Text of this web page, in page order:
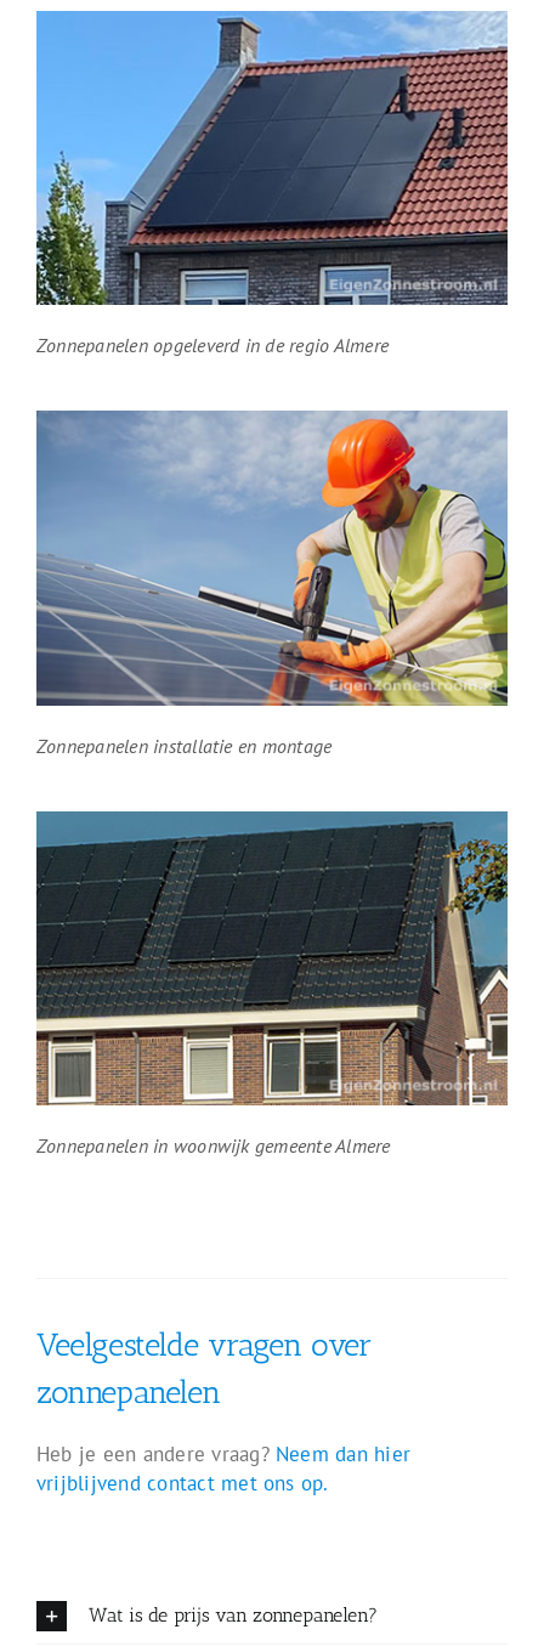
Zonnepanelen opgeleverd in de regio Almere
Zonnepanelen installatie en montage
Zonnepanelen in woonwijk gemeente Almere
Veelgestelde vragen over
zonnepanelen
Heb je een andere vraag? Neem dan hier
vrijblijvend contact met ons op.
Wat is de prijs van zonnepanelen?